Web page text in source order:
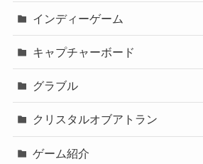
インディーゲーム
キャプチャーボード
グラブル
クリスタルオブアトラン
ゲーム紹介